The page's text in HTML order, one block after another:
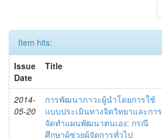
Item hits:
Issue
Date
Title
2014-
05-20
การพัฒนาภาวะผู้นำโดยการใช้
แบบประเมินทางจิตวิทยาและการ
จัดทำแผนพัฒนาตนเอง: กรณี
ศึกษาผู้ช่วยผู้จัดการทั่วไป